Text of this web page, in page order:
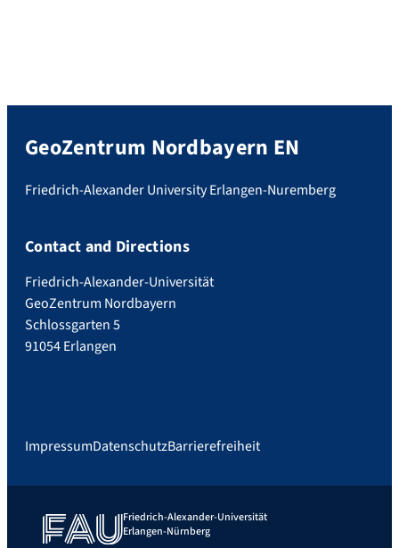
GeoZentrum Nordbayern EN
Friedrich-Alexander University Erlangen-Nuremberg
Contact and Directions
Friedrich-Alexander-Universität
GeoZentrum Nordbayern
Schlossgarten 5
91054 Erlangen
ImpressumDatenschutzBarrierefreiheit
Friedrich-Alexander-Universität
Erlangen-Nürnberg